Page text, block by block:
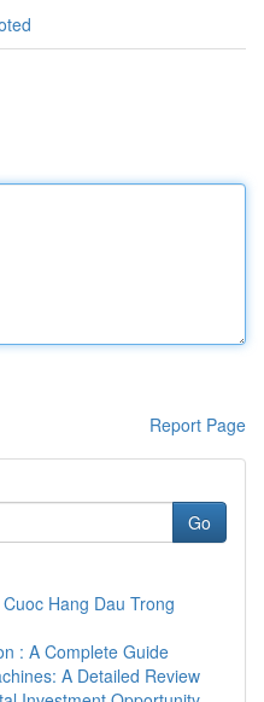
Report Page
Go
Hang Dau Trong
: A Complete Guide
A Detailed Review